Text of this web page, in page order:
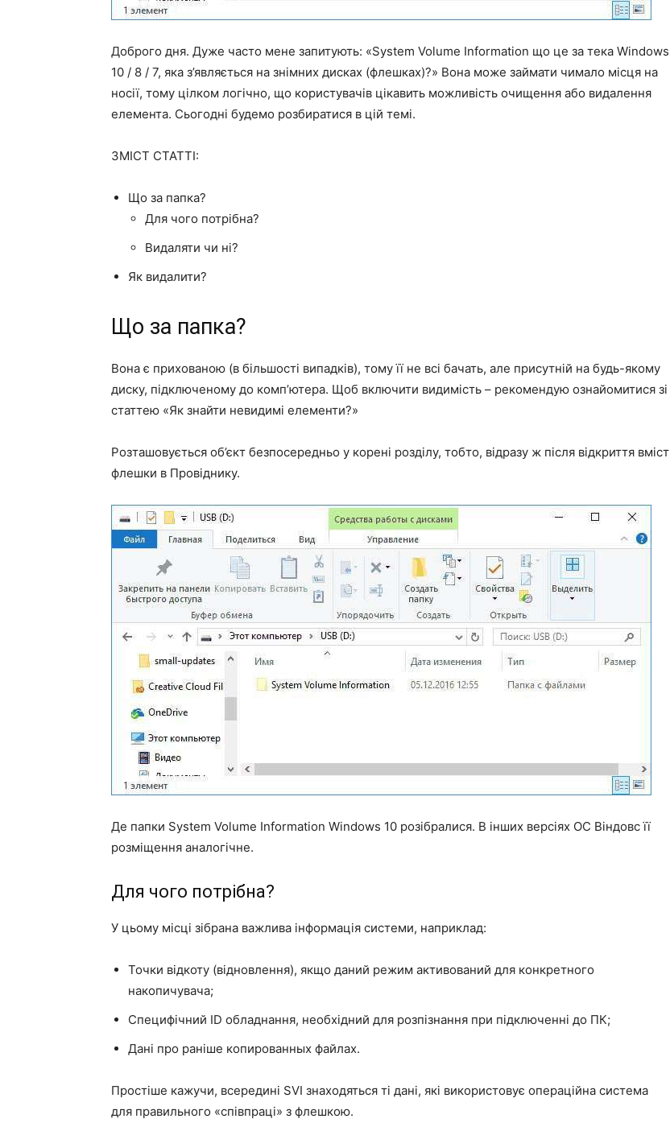
Доброго дня. Дуже часто мене запитують: «System Volume Information що це за тека Windows
10 / 8 / 7, яка з’являється на знімних дисках (флешках)?» Вона може займати чимало місця на
носії, тому цілком логічно, що користувачів цікавить можливість очищення або видалення
елемента. Сьогодні будемо розбиратися в цій темі.
ЗМІСТ СТАТТІ:
Що за папка?
Для чого потрібна?
Видаляти чи ні?
Як видалити?
Що за папка?
Вона є прихованою (в більшості випадків), тому її не всі бачать, але присутній на будь-якому
диску, підключеному до комп’ютера. Щоб включити видимість – рекомендую ознайомитися зі
статтею «Як знайти невидимі елементи?»
Розташовується об’єкт безпосередньо у корені розділу, тобто, відразу ж після відкриття вміст
флешки в Провіднику.
Де папки System Volume Information Windows 10 розібралися. В інших версіях ОС Віндовс її
розміщення аналогічне.
Для чого потрібна?
У цьому місці зібрана важлива інформація системи, наприклад:
Точки відкоту (відновлення), якщо даний режим активований для конкретного
накопичувача;
Специфічний ID обладнання, необхідний для розпізнання при підключенні до ПК;
Дані про раніше копированных файлах.
Простіше кажучи, всередині SVI знаходяться ті дані, які використовує операційна система
для правильного «співпраці» з флешкою.